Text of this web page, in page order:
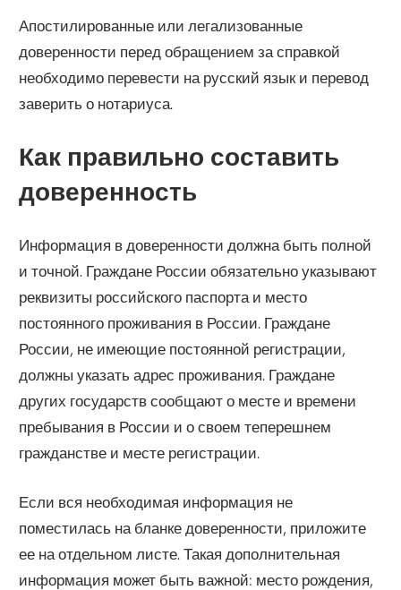
Апостилированные или легализованные
доверенности перед обращением за справкой
необходимо перевести на русский язык и перевод
заверить о нотариуса.
Как правильно составить
доверенность
Информация в доверенности должна быть полной
и точной. Граждане России обязательно указывают
реквизиты российского паспорта и место
постоянного проживания в России. Граждане
России, не имеющие постоянной регистрации,
должны указать адрес проживания. Граждане
других государств сообщают о месте и времени
пребывания в России и о своем теперешнем
гражданстве и месте регистрации.
Если вся необходимая информация не
поместилась на бланке доверенности, приложите
ее на отдельном листе. Такая дополнительная
информация может быть важной: место рождения,